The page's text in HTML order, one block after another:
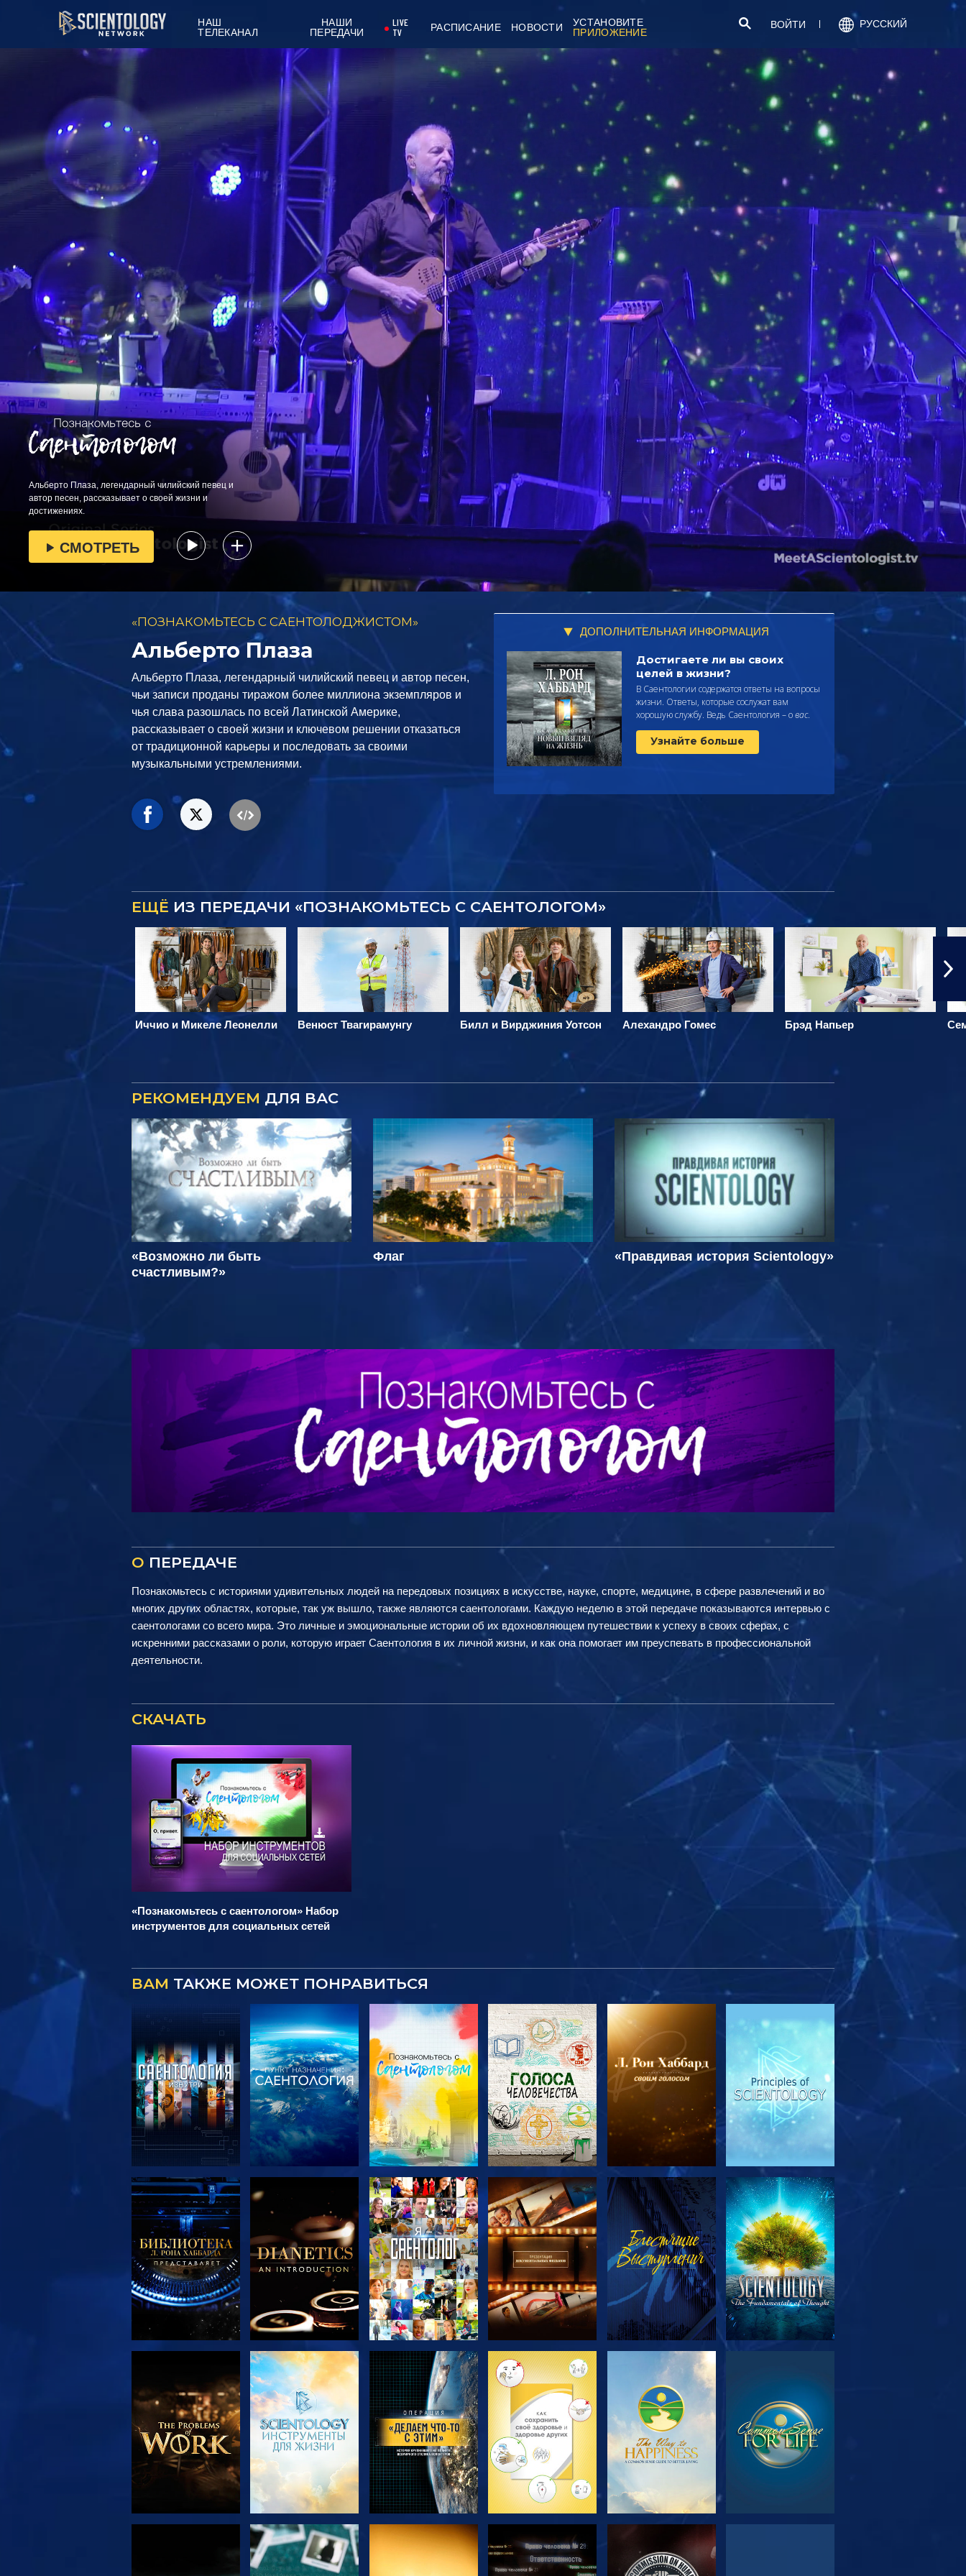
НАШ
ТЕЛЕКАНАЛ
НАШИ
ПЕРЕДАЧИ
LIVE
TV
РАСПИСАНИЕ НОВОСТИ
УСТАНОВИТЕ
ПРИЛОЖЕНИЕ
ВОЙТИ РУССКИЙ
Альберто Плаза, легендарный чилийский певец и
автор песен, рассказывает о своей жизни и
достижениях.
СМОТРЕТЬ
«ПОЗНАКОМЬТЕСЬ С САЕНТОЛОДЖИСТОМ»
Альберто Плаза
Альберто Плаза, легендарный чилийский певец и автор песен,
чьи записи проданы тиражом более миллиона экземпляров и
чья слава разошлась по всей Латинской Америке,
рассказывает о своей жизни и ключевом решении отказаться
от традиционной карьеры и последовать за своими
музыкальными устремлениями.
ДОПОЛНИТЕЛЬНАЯ ИНФОРМАЦИЯ
Достигаете ли вы своих
целей в жизни?
В Саентологии содержатся ответы на вопросы
жизни. Ответы, которые сослужат вам
хорошую службу. Ведь Саентология – овас.
Узнайте больше
ЕЩЁ ИЗ ПЕРЕДАЧИ «ПОЗНАКОМЬТЕСЬ С САЕНТОЛОГОМ»
Иччио и Микеле Леонелли Венюст Твагирамунгу Билл и Вирджиния Уотсон Алехандро Гомес Брэд Напьер
РЕКОМЕНДУЕМ ДЛЯ ВАС
«Возможно ли быть
счастливым?»
Флаг «Правдивая история Scientology»
О ПЕРЕДАЧЕ
Познакомьтесь с историями удивительных людей на передовых позициях в искусстве, науке, спорте, медицине, в сфере развлечений и во
многих других областях, которые, так уж вышло, также являются саентологами. Каждую неделю в этой передаче показываются интервью с
саентологами со всего мира. Это личные и эмоциональные истории об их вдохновляющем путешествии к успеху в своих сферах, с
искренними рассказами о роли, которую играет Саентология в их личной жизни, и как она помогает им преуспевать в профессиональной
деятельности.
СКАЧАТЬ
«Познакомьтесь с саентологом» Набор
инструментов для социальных сетей
ВАМ ТАКЖЕ МОЖЕТ ПОНРАВИТЬСЯ
СМОТРЕТЬ
ПЕРЕДАЧИ
СМОТРЕТЬ
ПЕРЕДАЧИ
СМОТРЕТЬ
ПЕРЕДАЧИ
СМОТРЕТЬ
ПЕРЕДАЧИ
СМОТРЕТЬ
ПЕРЕДАЧИ
СМОТРЕТЬ
СМОТРЕТЬ
ПЕРЕДАЧИ
СМОТРЕТЬ
СМОТРЕТЬ
ПЕРЕДАЧИ
СМОТРЕТЬ
ПЕРЕДАЧИ
СМОТРЕТЬ
ПЕРЕДАЧИ
СМОТРЕТЬ СМОТРЕТЬ СМОТРЕТЬ СМОТРЕТЬ